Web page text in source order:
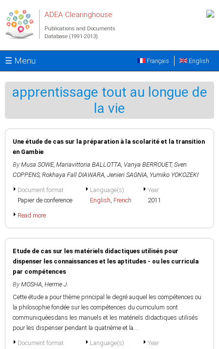
ADEA Clearinghouse
Publications and Documents
Database (1991-2013)
☰ Menu English
Français
apprentissage tout au longue de
la vie
Une étude de cas sur la préparation à la scolarité et la transition
en Gambie
By Musa SOWE, Mariavittoria BALLOTTA, Vanya BERROUET, Sven
COPPENS, Rokhaya Fall DIAWARA, Jenieri SAGNIA, Yumiko YOKOZEKI
Document format
Papier de conference
Language(s)
English, French
Year
2011
Read more
Etude de cas sur les matériels didactiques utilisés pour
dispenser les connaissances et les aptitudes - ou les curricula
par compétences
By MOSHA, Herme J.
Cette étude a pour thème principal le degré auquel les compétences ou
la philosophie fondée sur les compétences du curriculum sont
communiquéesdans les manuels et les matériels didactiques utilisés
pour les dispenser pendant la quatrième et la...
Document format
Language(s)
Year